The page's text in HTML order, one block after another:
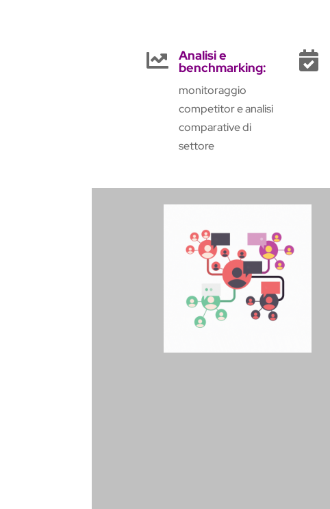
 Analisi e
benchmarking:
monitoraggio
competitor e analisi
comparative di
settore
